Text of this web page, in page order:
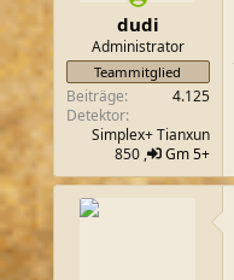
dudi
Administrator
Teammitglied
Beiträge
4.125
Detektor
Simplex+ Tianxun
850 ,
Gm 5+